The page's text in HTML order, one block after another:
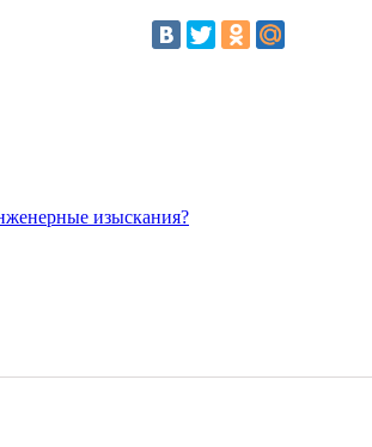
изыскания?